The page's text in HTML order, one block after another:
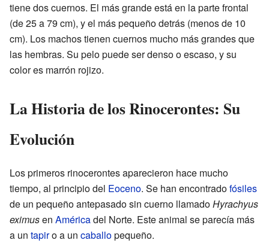
tiene dos cuernos. El más grande está en la parte frontal
(de 25 a 79 cm), y el más pequeño detrás (menos de 10
cm). Los machos tienen cuernos mucho más grandes que
las hembras. Su pelo puede ser denso o escaso, y su
color es marrón rojizo.
La Historia de los Rinocerontes: Su
Evolución
Los primeros rinocerontes aparecieron hace mucho
tiempo, al principio del Eoceno. Se han encontradofósiles
de un pequeño antepasado sin cuerno llamadoHyrachyus
eximusen Américadel Norte. Este animal se parecía más
a un tapiro a un caballopequeño.